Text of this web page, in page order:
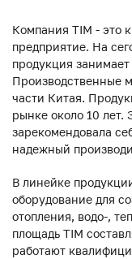
Компания TIM - это
предприятие. На
продукция
Производственные
части Китая.
рынке около 10 лет.
зарекомендовала
надежный
В линейке
оборудование для
отопления, водо-,
площадь TIM
работают